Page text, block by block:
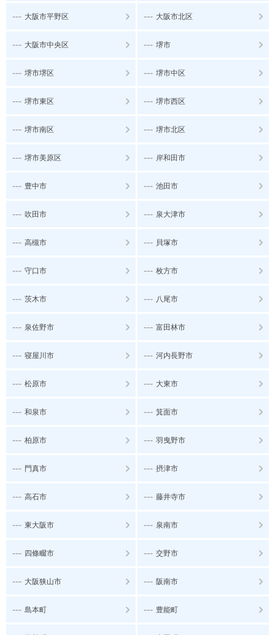
--- 大阪市平野区 --- 大阪市北区
--- 大阪市中央区 --- 堺市
--- 堺市堺区 --- 堺市中区
--- 堺市東区 --- 堺市西区
--- 堺市南区 --- 堺市北区
--- 堺市美原区 --- 岸和田市
--- 豊中市 --- 池田市
--- 吹田市 --- 泉大津市
--- 高槻市 --- 貝塚市
--- 守口市 --- 枚方市
--- 茨木市 --- 八尾市
--- 泉佐野市 --- 富田林市
--- 寝屋川市 --- 河内長野市
--- 松原市 --- 大東市
--- 和泉市 --- 箕面市
--- 柏原市 --- 羽曳野市
--- 門真市 --- 摂津市
--- 高石市 --- 藤井寺市
--- 東大阪市 --- 泉南市
--- 四條畷市 --- 交野市
--- 大阪狭山市 --- 阪南市
--- 島本町 --- 豊能町